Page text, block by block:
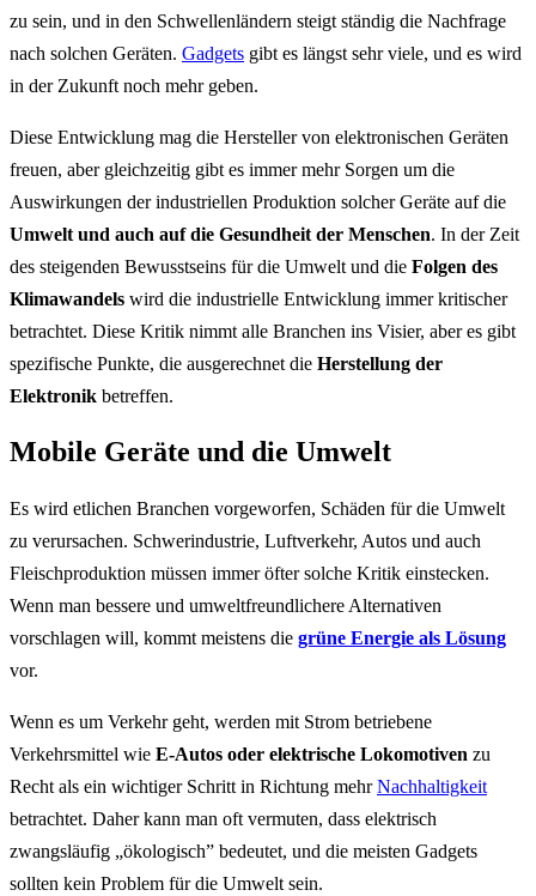
zu sein, und in den Schwellenländern steigt ständig die Nachfrage
nach solchen Geräten. Gadgets gibt es längst sehr viele, und es wird
in der Zukunft noch mehr geben.
Diese Entwicklung mag die Hersteller von elektronischen Geräten
freuen, aber gleichzeitig gibt es immer mehr Sorgen um die
Auswirkungen der industriellen Produktion solcher Geräte auf die
Umwelt und auch auf die Gesundheit der Menschen. In der Zeit
des steigenden Bewusstseins für die Umwelt und die Folgen des
Klimawandels wird die industrielle Entwicklung immer kritischer
betrachtet. Diese Kritik nimmt alle Branchen ins Visier, aber es gibt
spezifische Punkte, die ausgerechnet die Herstellung der
Elektronik betreffen.
Mobile Geräte und die Umwelt
Es wird etlichen Branchen vorgeworfen, Schäden für die Umwelt
zu verursachen. Schwerindustrie, Luftverkehr, Autos und auch
Fleischproduktion müssen immer öfter solche Kritik einstecken.
Wenn man bessere und umweltfreundlichere Alternativen
vorschlagen will, kommt meistens die grüne Energie als Lösung
vor.
Wenn es um Verkehr geht, werden mit Strom betriebene
Verkehrsmittel wie E-Autos oder elektrische Lokomotiven zu
Recht als ein wichtiger Schritt in Richtung mehrNachhaltigkeit
betrachtet. Daher kann man oft vermuten, dass elektrisch
zwangsläufig „ökologisch” bedeutet, und die meisten Gadgets
sollten kein Problem für die Umwelt sein.